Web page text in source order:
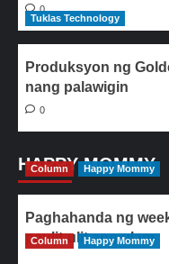
0
Tuklas Technology
Produksyon ng
nang palawigin
0
HAPPY MOMMY
Column Happy Mommy
Paghahanda ng
paulit-ulit ang ulam
Column Happy Mommy